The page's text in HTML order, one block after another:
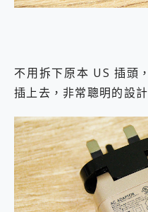
不用拆下原本 US 插頭
插上去，非常聰明的設計